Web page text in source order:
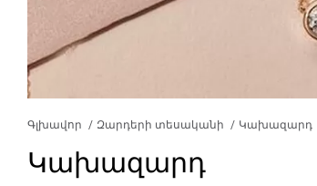
Գլխավոր Զարդերի տեսականի Կախազարդ
Կախազարդ